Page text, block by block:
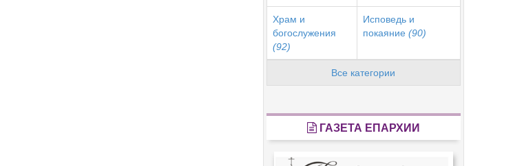
Храм и
богослужения
(92)
Исповедь и
покаяние (90)
Все категории
ГАЗЕТА ЕПАРХИИ